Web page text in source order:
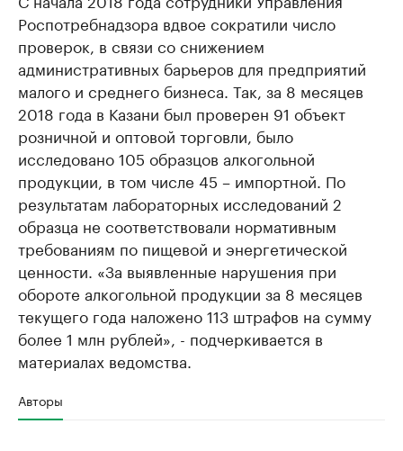
Роспотребнадзора вдвое сократили число
проверок, в связи со снижением
административных барьеров для предприятий
малого и среднего бизнеса. Так, за 8 месяцев
2018 года в Казани был проверен 91 объект
розничной и оптовой торговли, было
исследовано 105 образцов алкогольной
продукции, в том числе 45 – импортной. По
результатам лабораторных исследований 2
образца не соответствовали нормативным
требованиям по пищевой и энергетической
ценности. «За выявленные нарушения при
обороте алкогольной продукции за 8 месяцев
текущего года наложено 113 штрафов на сумму
более 1 млн рублей», - подчеркивается в
материалах ведомства.
Авторы